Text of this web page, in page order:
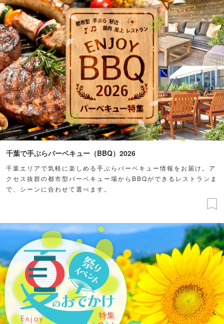
千葉で手ぶらバーベキュー（BBQ）2026
千葉エリアで気軽に楽しめる手ぶらバーベキュー情報をお届け。ア
クセス抜群の都市型バーベキュー場からBBQができるレストランま
で、シーンに合わせて選べます。